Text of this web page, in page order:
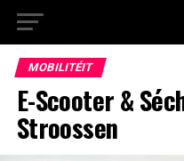
MOBILITÉIT
E-Scooter &
Stroossen